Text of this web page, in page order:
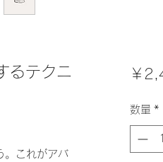
るテクニ
。これがアバ
￥
数量 *